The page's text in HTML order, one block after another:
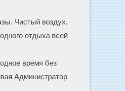
Чистый воздух,
отдыха всей
время без
Администратор